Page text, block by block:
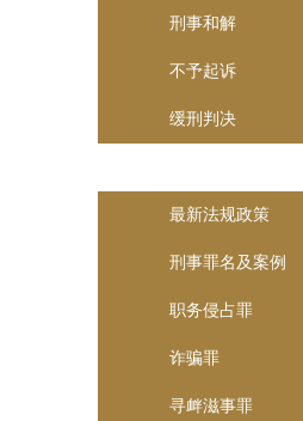
刑事和解
不予起诉
缓刑判决
最新法规政策
刑事罪名及案例
职务侵占罪
诈骗罪
寻衅滋事罪